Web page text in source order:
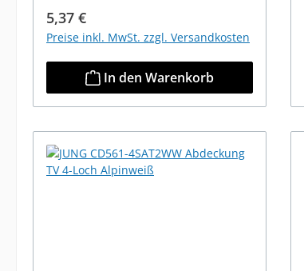
Regulärer Preis:
5,37 €
Preise inkl. MwSt. zzgl. Versandkosten
In den Warenkorb